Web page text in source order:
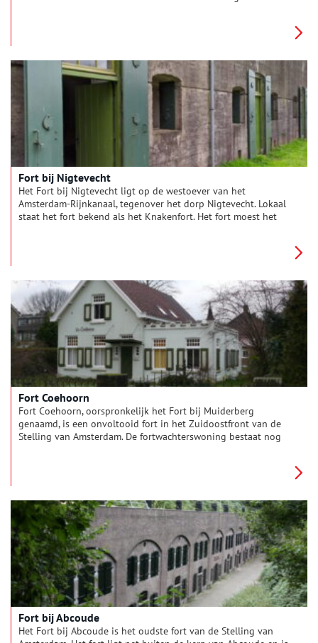
Fort bij Nigtevecht
Het Fort bij Nigtevecht ligt op de westoever van het
Amsterdam-Rijnkanaal, tegenover het dorp Nigtevecht. Lokaal
staat het fort bekend als het Knakenfort. Het fort moest het
Fort Coehoorn
Fort Coehoorn, oorspronkelijk het Fort bij Muiderberg
genaamd, is een onvoltooid fort in het Zuidoostfront van de
Stelling van Amsterdam. De fortwachterswoning bestaat nog
Fort bij Abcoude
Het Fort bij Abcoude is het oudste fort van de Stelling van